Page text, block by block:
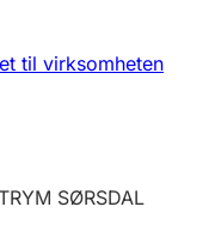
til virksomheten
SØRSDAL